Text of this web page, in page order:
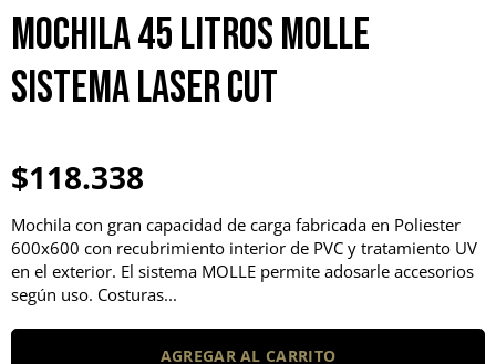
Mochila 45 Litros MOLLE
Sistema Laser Cut
$118.338
Mochila con gran capacidad de carga fabricada en Poliester
600x600 con recubrimiento interior de PVC y tratamiento UV
en el exterior. El sistema MOLLE permite adosarle accesorios
según uso. Costuras...
AGREGAR AL CARRITO